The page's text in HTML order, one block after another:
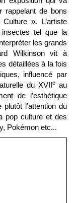
rappelant de bons
». L’artiste
insectes tel que la
les grands
Wilkinson vit à
détaillées à la fois
influencé par
du XVIIeau
de l’esthétique
l’attention du
pop culture et des
Pokémon etc...